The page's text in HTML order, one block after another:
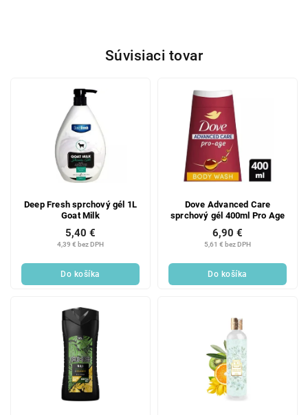
Súvisiaci tovar
Deep Fresh sprchový gél 1L
Goat Milk
4,39 € bez DPH
5,40 €
Do košíka
Dove Advanced Care
sprchový gél 400ml Pro Age
5,61 € bez DPH
6,90 €
Do košíka